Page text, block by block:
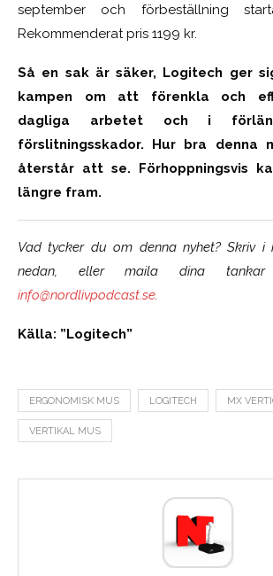
september och förbeställning
Rekommenderat pris 1199 kr.
Så en sak är säker, Logitech ger
kampen om att förenkla och
dagliga arbetet och i
förslitningsskador. Hur bra denna
återstår att se. Förhoppningsvis
längre fram.
Vad tycker du om denna nyhet? Skriv i
nedan, eller maila dina
info@nordlivpodcast.se.
Källa: ”Logitech”
ERGONOMISK MUS LOGITECH MX
VERTIKAL MUS